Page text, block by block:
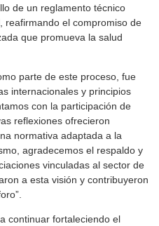
de un reglamento técnico
reafirmando el compromiso de
que promueva la salud
parte de este proceso, fue
internacionales y principios
con la participación de
reflexiones ofrecieron
normativa adaptada a la
agradecemos el respaldo y
vinculadas al sector de
a esta visión y contribuyeron
continuar fortaleciendo el